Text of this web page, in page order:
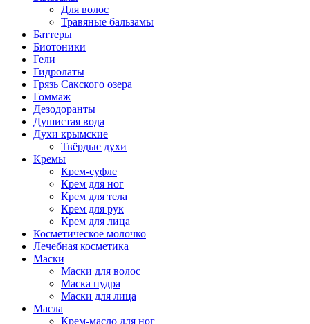
Для волос
Травяные бальзамы
Баттеры
Биотоники
Гели
Гидролаты
Грязь Сакского озера
Гоммаж
Дезодоранты
Душистая вода
Духи крымские
Твёрдые духи
Кремы
Крем-суфле
Крем для ног
Крем для тела
Крем для рук
Крем для лица
Косметическое молочко
Лечебная косметика
Маски
Маски для волос
Маска пудра
Маски для лица
Масла
Крем-масло для ног